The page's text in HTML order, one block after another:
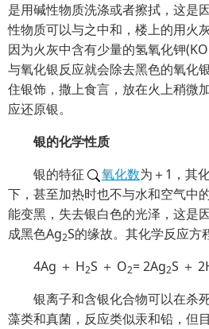
是用碱性物质洗涤或者擦拭，这是
性物质可以与之中和，楼上的用火
因为火灰中含有少量的氢氧化钾
与氧化银反应就会除去黑色的氧化
住银饰，撒上食言，放在火上稍微
应还原银。
银的化学性质
银的特征
氧化数为＋1，其
下，甚至加热时也不与水和空气中
能变黑，失去银白色的光泽，这是
成黑色Ag2S的缘故。其化学反应方
4Ag ＋ H2S ＋ O2= 2Ag2S ＋
银离子和含银化合物可以在杀
藻类和真菌，反应类似汞和铅，但